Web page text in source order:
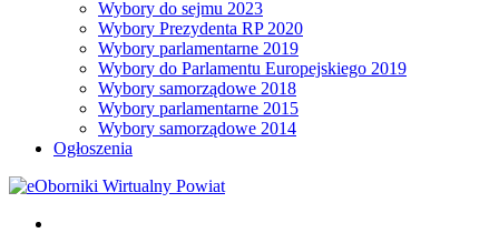
Wybory do sejmu 2023
Wybory Prezydenta RP 2020
Wybory parlamentarne 2019
Wybory do Parlamentu Europejskiego 2019
Wybory samorządowe 2018
Wybory parlamentarne 2015
Wybory samorządowe 2014
Ogłoszenia